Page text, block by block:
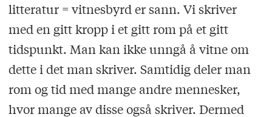
litteratur = vitnesbyrd er sann. Vi skriver
med en gitt kropp i et gitt rom på et gitt
tidspunkt. Man kan ikke unngå å vitne om
dette i det man skriver. Samtidig deler man
rom og tid med mange andre mennesker,
hvor mange av disse også skriver. Dermed